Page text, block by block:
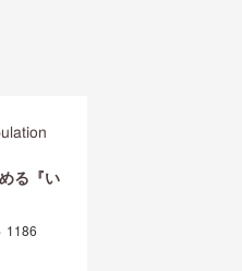
る『い
1186